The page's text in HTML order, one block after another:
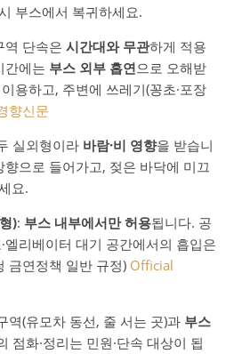
부스에서 복귀하세요.
역 단속은 시간대와 무관하게 적용
간에는 부스 외부 흡연으로 오해받
용하고, 주변에 쓰레기(꽁초·포장
향신문
실외형이라 바람·비 영향을 받습니
으로 들어가고, 젖은 바닥에 미끄
요.
): 부스 내부에서만 허용됩니다. 공
엘리베이터 대기 공간에서의 흡입은
금연정책 일반 규정) Official
역(유모차 동선, 줄 서는 곳)과 부스
점화·정리는 민원·단속 대상이 됩